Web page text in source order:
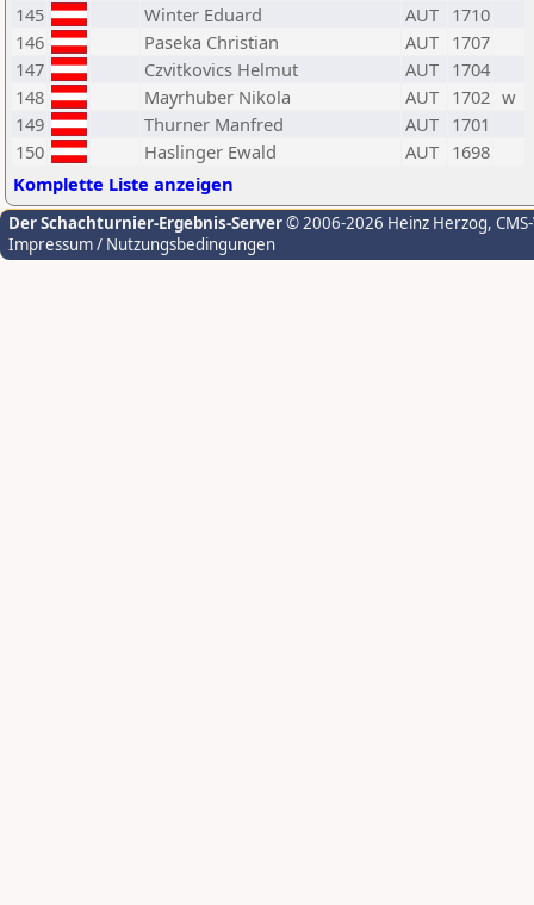
145
Winter Eduard AUT 1710
146
Paseka Christian AUT 1707
147
Czvitkovics Helmut AUT 1704
148
Mayrhuber Nikola AUT 1702 w
149
Thurner Manfred AUT 1701
150
Haslinger Ewald AUT 1698
Komplette Liste anzeigen
Der Schachturnier-Ergebnis-Server© 2006-2026 Heinz Herzog,
Impressum / Nutzungsbedingungen